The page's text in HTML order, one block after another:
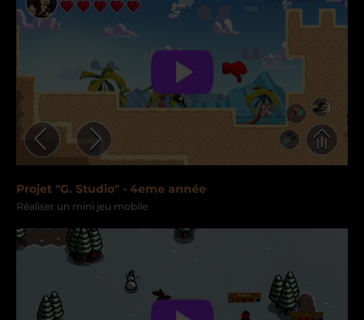
Projet "G. Studio" - 4eme année
Réaliser un mini jeu mobile